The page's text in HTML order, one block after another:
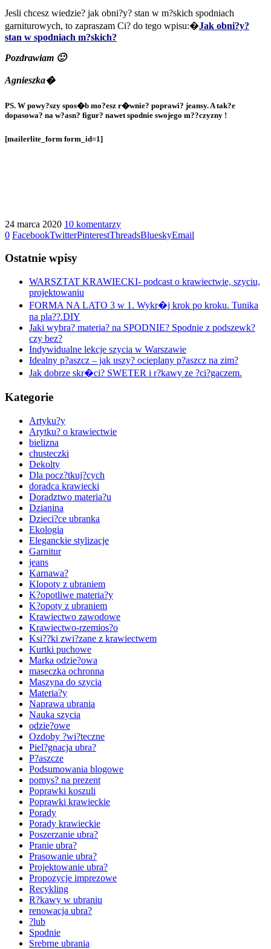
Jesli chcesz wiedzie? jak obni?y? stan w m?skich spodniach
garniturowych, to zapraszam Ci? do tego wpisu:�Jak obni?y?
stan w spodniach m?skich?
Pozdrawiam 🙂
Agnieszka�
PS. W powy?szy spos�b mo?esz r�wnie? poprawi? jeansy. A tak?e
dopasowa? na w?asn? figur? nawet spodnie swojego m??czyzny !
[mailerlite_form form_id=1]
24 marca 2020 10 komentarzy
0 FacebookTwitterPinterestThreadsBlueskyEmail
Ostatnie wpisy
WARSZTAT KRAWIECKI- podcast o krawiectwie, szyciu,
projektowaniu
FORMA NA LATO 3 w 1. Wykr�j krok po kroku. Tunika
na pla??.DIY
Jaki wybra? materia? na SPODNIE? Spodnie z podszewk?
czy bez?
Indywidualne lekcje szycia w Warszawie
Idealny p?aszcz – jak uszy? ocieplany p?aszcz na zim?
Jak dobrze skr�ci? SWETER i r?kawy ze ?ci?gaczem.
Kategorie
Artyku?y
Arytku? o krawiectwie
bielizna
chusteczki
Dekolty
Dla pocz?tkuj?cych
doradca krawiecki
Doradztwo materia?u
Dzianina
Dzieci?ce ubranka
Ekologia
Eleganckie stylizacje
Garnitur
jeans
Karnawa?
Klopoty z ubraniem
K?opotliwe materia?y
K?opoty z ubraniem
Krawiectwo zawodowe
Krawiectwo-rzemios?o
Ksi??ki zwi?zane z krawiectwem
Kurtki puchowe
Marka odzie?owa
maseczka ochronna
Maszyna do szycia
Materia?y
Naprawa ubrania
Nauka szycia
odzie?owe
Ozdoby ?wi?teczne
Piel?gnacja ubra?
P?aszcze
Podsumowania blogowe
pomys? na prezent
Poprawki koszuli
Poprawki krawieckie
Porady
Porady krawieckie
Poszerzanie ubra?
Pranie ubra?
Prasowanie ubra?
Projektowanie ubra?
Propozycje imprezowe
Recykling
R?kawy w ubraniu
renowacja ubra?
?lub
Spodnie
Srebrne ubrania